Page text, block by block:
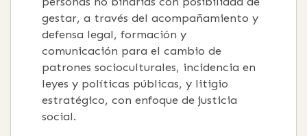
gestar, a través del acompañamiento y
defensa legal, formación y
comunicación para el cambio de
patrones socioculturales, incidencia en
leyes y políticas públicas, y litigio
estratégico, con enfoque de justicia
social.